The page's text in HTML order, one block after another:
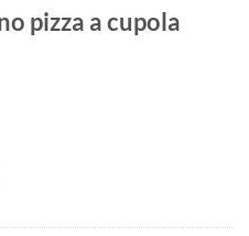
pizza a cupola